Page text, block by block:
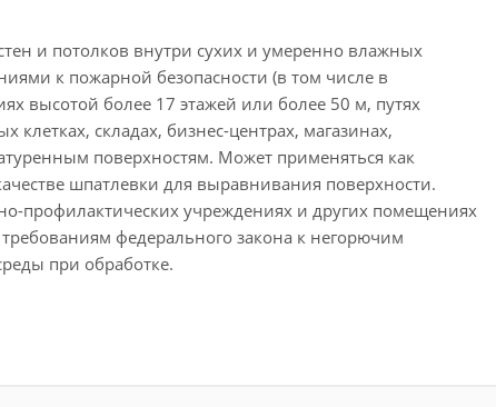
и потолков внутри сухих и умеренно влажных
к пожарной безопасности (в том числе в
высотой более 17 этажей или более 50 м, путях
складах, бизнес-центрах, магазинах,
поверхностям. Может применяться как
шпатлевки для выравнивания поверхности.
профилактических учреждениях и других помещениях
федерального закона к негорючим
при обработке.